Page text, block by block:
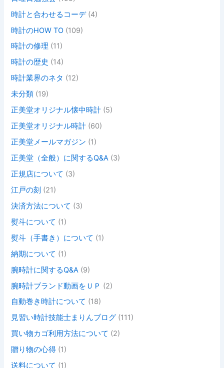
時計と合わせるコーデ(4)
時計のHOW TO (109)
時計の修理 (11)
時計の歴史 (14)
時計業界のネタ (12)
未分類 (19)
正美堂オリジナル懐中時計 (5)
正美堂オリジナル時計 (60)
正美堂メールマガジン (1)
正美堂（全般）に関するQ&A (3)
正規店について (3)
江戸の刻 (21)
決済方法について (3)
熨斗について (1)
熨斗（手書き）について (1)
納期について (1)
腕時計に関するQ&A (9)
腕時計ブランド動画をＵＰ (2)
自動巻き時計について (18)
見習い時計技能士まりんブログ (111)
買い物カゴ利用方法について (2)
贈り物の心得 (1)
送料について (1)